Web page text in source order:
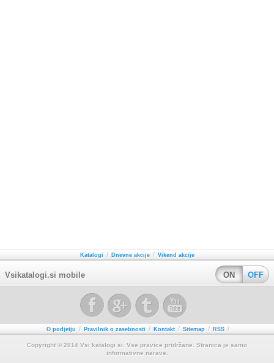
Katalogi / Dnevne akcije / Vikend akcije
Vsikatalogi.si mobile ON OFF
O podjetju / Pravilnik o zasebnosti / Kontakt / Sitemap / RSS /
Copyright © 2014 Vsi katalogi si. Vse pravice pridržane. Stranica je samo
informativne narave.